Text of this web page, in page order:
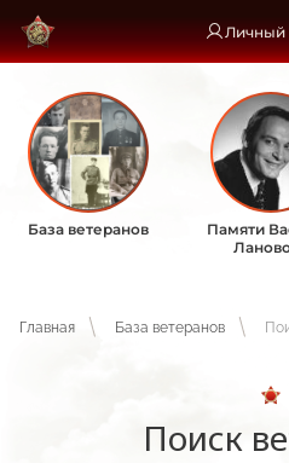
Личный
База ветеранов
Памяти
Главная База ветеранов
Поиск